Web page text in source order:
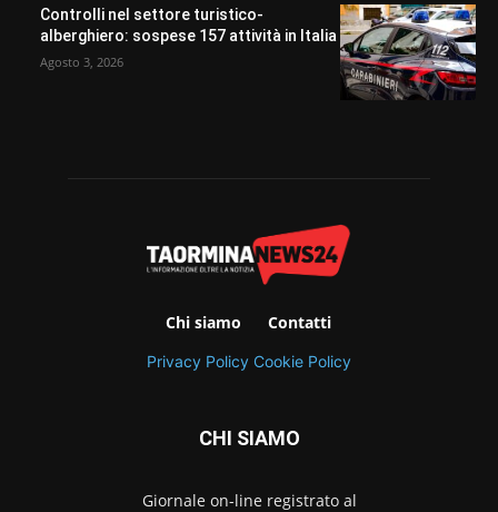
Controlli nel settore turistico-
alberghiero: sospese 157 attività in Italia
Agosto 3, 2026
Chi siamo Contatti
Privacy Policy Cookie Policy
CHI SIAMO
Giornale on-line registrato al